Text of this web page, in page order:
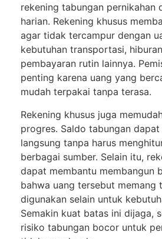
rekening tabungan pernikahan
harian. Rekening khusus
agar tidak tercampur dengan
kebutuhan transportasi,
pembayaran rutin lainnya.
penting karena uang yang
mudah terpakai tanpa terasa.
Rekening khusus juga
progres. Saldo tabungan
langsung tanpa harus
berbagai sumber. Selain itu,
dapat membantu membangun
bahwa uang tersebut memang
digunakan selain untuk
Semakin kuat batas ini dijaga,
risiko tabungan bocor untuk